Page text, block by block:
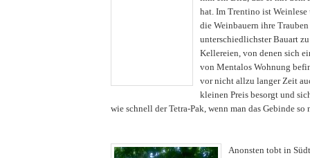
hat. Im Trentino ist
die Weinbauern ihre
unterschiedlichster Bauart
Kellereien, von denen sich
von Mentalos Wohnung
vor nicht allzu langer Zeit
kleinen Preis besorgt und
wie schnell der Tetra-Pak, wenn man das Gebinde so
Anonsten tobt in